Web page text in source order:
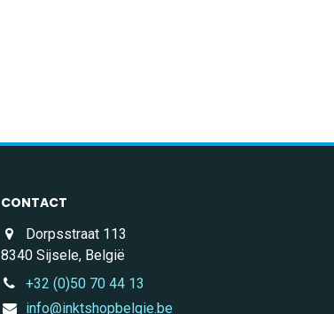
CONTACT
Dorpsstraat 113
8340 Sijsele, België
+32 (0)50 70 44 13
info@inktshopbelgie.be